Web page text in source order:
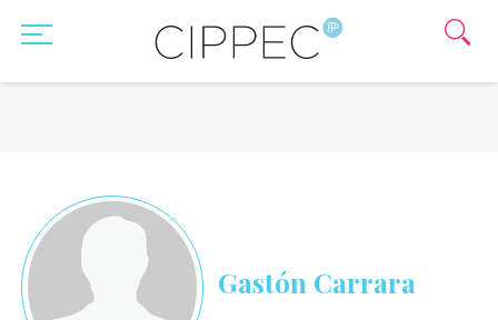
Gastón Carrara